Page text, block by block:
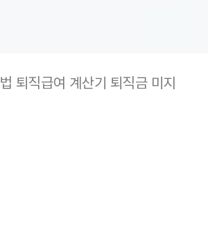
퇴직급여 계산기 퇴직금 미지